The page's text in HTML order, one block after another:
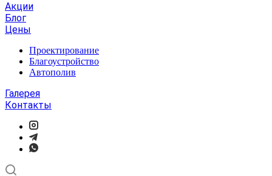
Акции
Блог
Цены
Проектирование
Благоустройство
Автополив
Галерея
Контакты